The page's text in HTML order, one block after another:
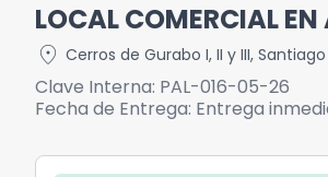
LOCAL COMERCIAL EN
location_on Cerros de Gurabo I, II y III,
Clave Interna: PAL-016-05-26
Fecha de Entrega: Entrega